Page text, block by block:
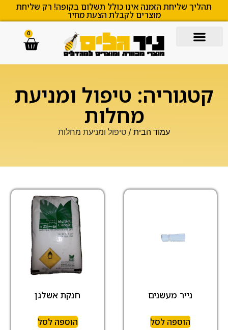
תהליך שליחת הזמנה אינו כולל תשלום בקופה! רק שליחת
מוצרים לקבלת הצעת מחיר
0
קטגוריה: טיפול ומניעת
מחלות
עמוד הבית / טיפול ומניעת מחלות
נייר מעשנים
הוספה לסל
חנקת אשלגן
הוספה לסל